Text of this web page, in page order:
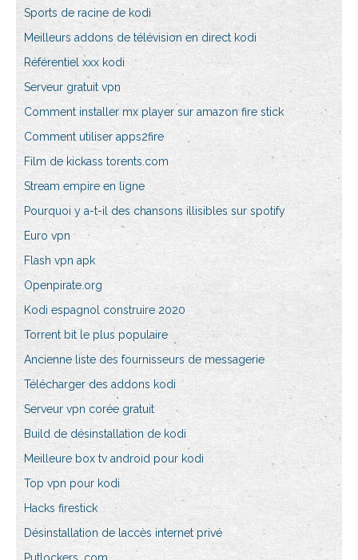
Sports de racine de kodi
Meilleurs addons de télévision en direct kodi
Référentiel xxx kodi
Serveur gratuit vpn
Comment installer mx player sur amazon fire stick
Comment utiliser apps2fire
Film de kickass torents.com
Stream empire en ligne
Pourquoi y a-t-il des chansons illisibles sur spotify
Euro vpn
Flash vpn apk
Openpirate.org
Kodi espagnol construire 2020
Torrent bit le plus populaire
Ancienne liste des fournisseurs de messagerie
Télécharger des addons kodi
Serveur vpn corée gratuit
Build de désinstallation de kodi
Meilleure box tv android pour kodi
Top vpn pour kodi
Hacks firestick
Désinstallation de laccès internet privé